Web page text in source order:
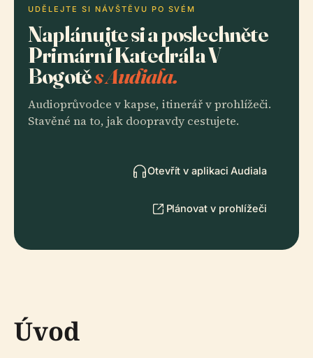
UDĚLEJTE SI NÁVŠTĚVU PO SVÉM
Naplánujte si a poslechněte
Primární Katedrála V
Bogotěs Audiala.
Audioprůvodce v kapse, itinerář v prohlížeči.
Stavěné na to, jak doopravdy cestujete.
Otevřít v aplikaci Audiala
Plánovat v prohlížeči
Úvod